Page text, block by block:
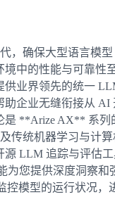
，确保大型语言模
境中的性能与可靠性
供业界领先的统一
助企业无缝衔接从 AI
是 **Arize AX** 系列
传统机器学习与计
LLM 追踪与评估工
为您提供深度洞察和
控模型的运行状况，